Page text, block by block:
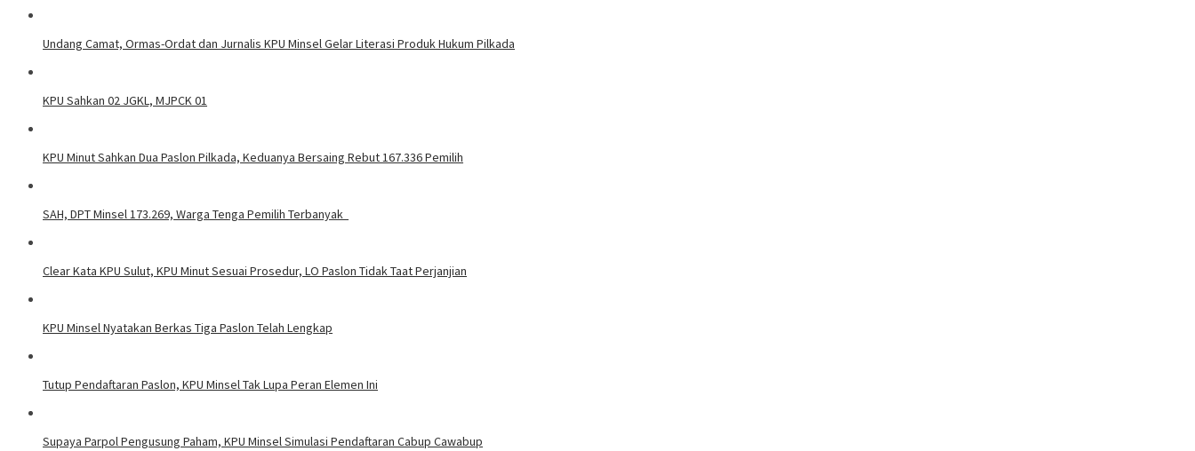
Undang Camat, Ormas-Ordat dan Jurnalis KPU Minsel Gelar Literasi Produk Hukum Pilkada
KPU Sahkan 02 JGKL, MJPCK 01
KPU Minut Sahkan Dua Paslon Pilkada, Keduanya Bersaing Rebut 167.336 Pemilih
SAH, DPT Minsel 173.269, Warga Tenga Pemilih Terbanyak
Clear Kata KPU Sulut, KPU Minut Sesuai Prosedur, LO Paslon Tidak Taat Perjanjian
KPU Minsel Nyatakan Berkas Tiga Paslon Telah Lengkap
Tutup Pendaftaran Paslon, KPU Minsel Tak Lupa Peran Elemen Ini
Supaya Parpol Pengusung Paham, KPU Minsel Simulasi Pendaftaran Cabup Cawabup